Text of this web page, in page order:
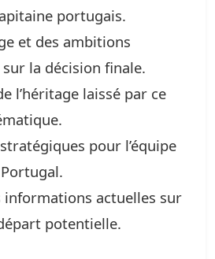
portugais.
et des ambitions
la décision finale.
l’héritage laissé par ce
pour l’équipe
informations actuelles sur
potentielle.